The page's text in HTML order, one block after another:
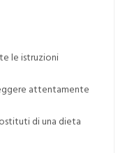
le istruzioni
attentamente
di una dieta